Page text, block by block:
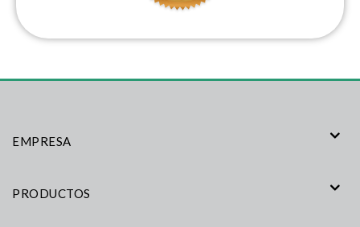
EMPRESA
PRODUCTOS